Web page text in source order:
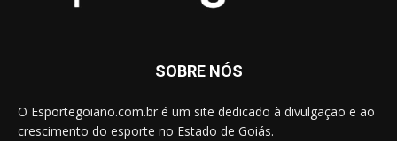
SOBRE NÓS
O Esportegoiano.com.br é um site dedicado à divulgação e ao
crescimento do esporte no Estado de Goiás.